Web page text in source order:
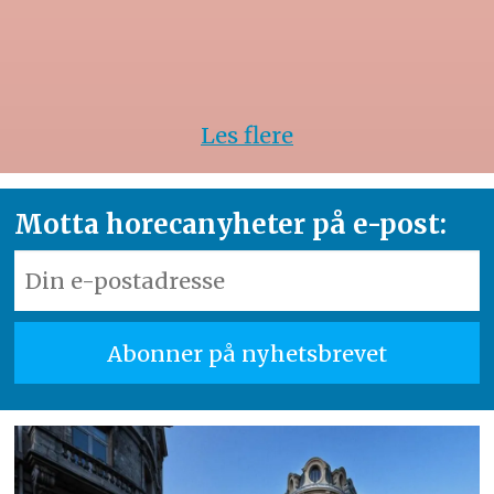
Les flere
Motta horecanyheter på e-post: